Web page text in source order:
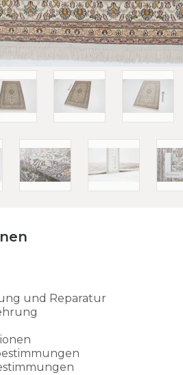
und Reparatur